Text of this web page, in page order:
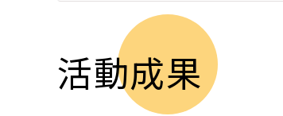
活動成果